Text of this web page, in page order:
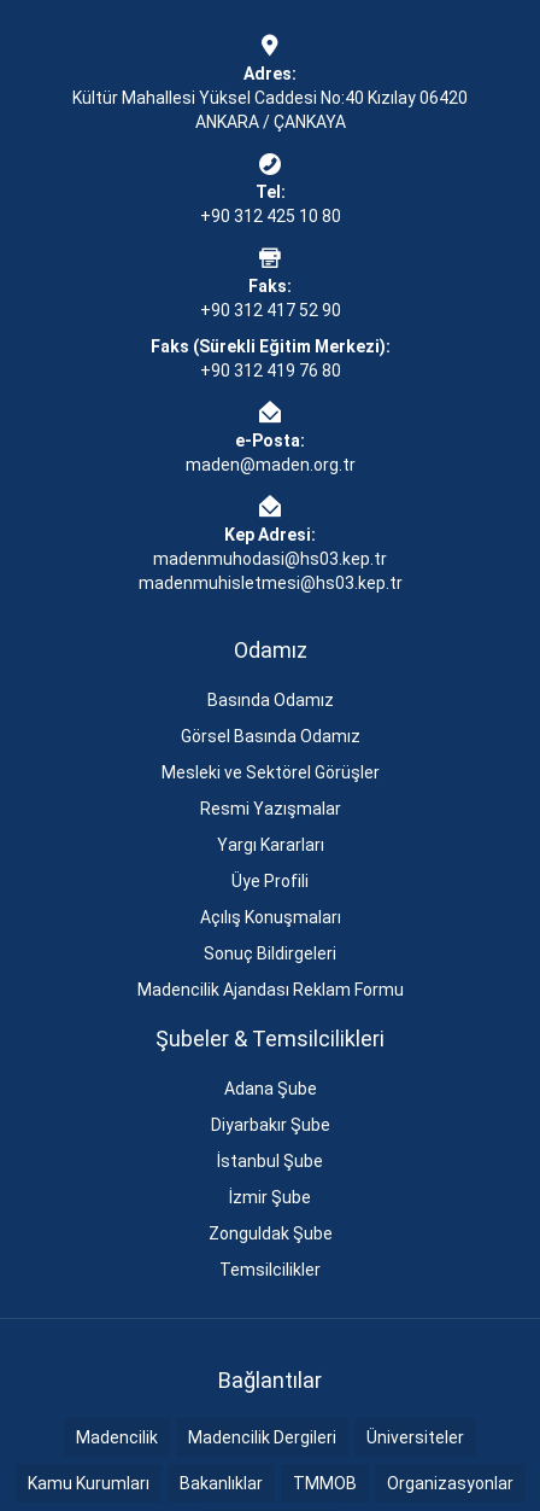
Adres:
Kültür Mahallesi Yüksel Caddesi No:40 Kızılay 06420
ANKARA / ÇANKAYA
Tel:
+90 312 425 10 80
Faks:
+90 312 417 52 90
Faks (Sürekli Eğitim Merkezi):
+90 312 419 76 80
e-Posta:
maden@maden.org.tr
Kep Adresi:
madenmuhodasi@hs03.kep.tr
madenmuhisletmesi@hs03.kep.tr
Odamız
Basında Odamız
Görsel Basında Odamız
Mesleki ve Sektörel Görüşler
Resmi Yazışmalar
Yargı Kararları
Üye Profili
Açılış Konuşmaları
Sonuç Bildirgeleri
Madencilik Ajandası Reklam Formu
Şubeler & Temsilcilikleri
Adana Şube
Diyarbakır Şube
İstanbul Şube
İzmir Şube
Zonguldak Şube
Temsilcilikler
Bağlantılar
Madencilik Madencilik Dergileri Üniversiteler
Kamu Kurumları Bakanlıklar TMMOB Organizasyonlar